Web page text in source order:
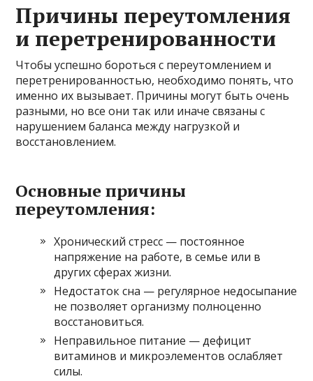
Причины переутомления
и перетренированности
Чтобы успешно бороться с переутомлением и
перетренированностью, необходимо понять, что
именно их вызывает. Причины могут быть очень
разными, но все они так или иначе связаны с
нарушением баланса между нагрузкой и
восстановлением.
Основные причины
переутомления:
Хронический стресс — постоянное
напряжение на работе, в семье или в
других сферах жизни.
Недостаток сна — регулярное недосыпание
не позволяет организму полноценно
восстановиться.
Неправильное питание — дефицит
витаминов и микроэлементов ослабляет
силы.